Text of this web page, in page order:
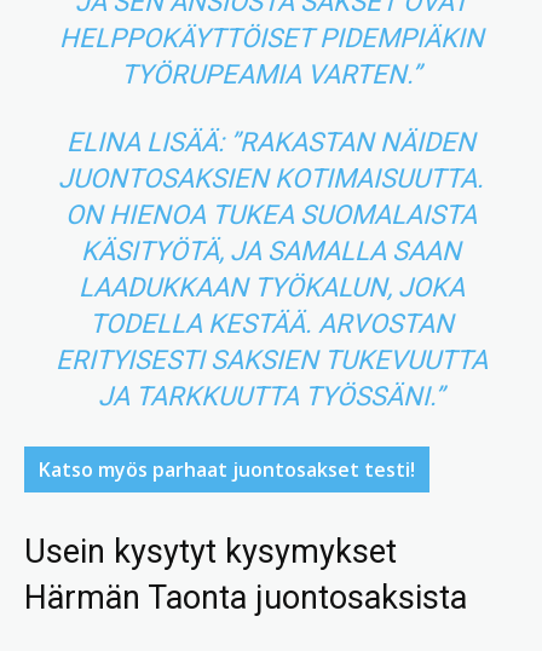
HELPPOKÄYTTÖISET PIDEMPIÄKIN
TYÖRUPEAMIA VARTEN.”
ELINA LISÄÄ: ”RAKASTAN NÄIDEN
JUONTOSAKSIEN KOTIMAISUUTTA.
ON HIENOA TUKEA SUOMALAISTA
KÄSITYÖTÄ, JA SAMALLA SAAN
LAADUKKAAN TYÖKALUN, JOKA
TODELLA KESTÄÄ. ARVOSTAN
ERITYISESTI SAKSIEN TUKEVUUTTA
JA TARKKUUTTA TYÖSSÄNI.”
Katso myös parhaat juontosakset testi!
Usein kysytyt kysymykset
Härmän Taonta juontosaksista